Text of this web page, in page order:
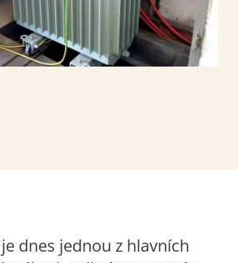
dnes jednou z hlavních